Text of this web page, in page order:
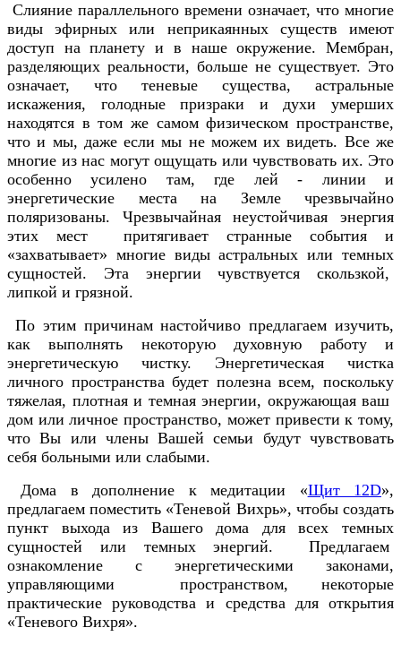
Слияние параллельного времени означает, что многие
виды эфирных или неприкаянных существ имеют
доступ на планету и в наше окружение. Мембран,
разделяющих реальности, больше не существует. Это
означает, что теневые существа, астральные
искажения, голодные призраки и духи умерших
находятся в том же самом физическом пространстве,
что и мы, даже если мы не можем их видеть. Все же
многие из нас могут ощущать или чувствовать их. Это
особенно усилено там, где лей - линии и
энергетические места на Земле чрезвычайно
поляризованы. Чрезвычайная неустойчивая энергия
этих мест притягивает странные события и
«захватывает» многие виды астральных или темных
сущностей. Эта энергии чувствуется скользкой,
липкой и грязной.
По этим причинам настойчиво предлагаем изучить,
как выполнять некоторую духовную работу и
энергетическую чистку. Энергетическая чистка
личного пространства будет полезна всем, поскольку
тяжелая, плотная и темная энергии, окружающая ваш
дом или личное пространство, может привести к тому,
что Вы или члены Вашей семьи будут чувствовать
себя больными или слабыми.
Дома в дополнение к медитации «Щит 12D»,
предлагаем поместить «Теневой Вихрь», чтобы создать
пункт выхода из Вашего дома для всех темных
сущностей или темных энергий. Предлагаем
ознакомление с энергетическими законами,
управляющими пространством, некоторые
практические руководства и средства для открытия
«Теневого Вихря».